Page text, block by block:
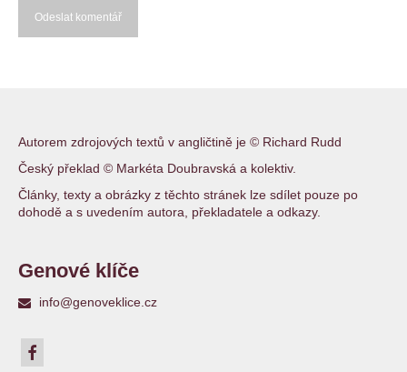
Autorem zdrojových textů v angličtině je © Richard Rudd
Český překlad © Markéta Doubravská a kolektiv.
Články, texty a obrázky z těchto stránek lze sdílet pouze po
dohodě a s uvedením autora, překladatele a odkazy.
Genové klíče
info@genoveklice.cz